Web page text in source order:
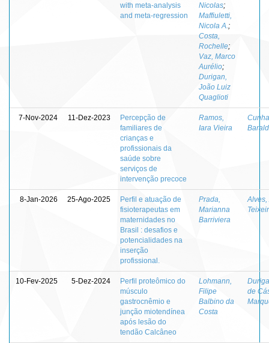
with meta-analysis
and meta-regression
Nicolas;
Maffiuletti,
Nicola A. ;
Costa,
Rochelle;
Vaz, Marco
Aurélio;
Durigan,
João Luiz
Quaglioti
7-Nov-2024 11-Dez-2023
Percepção de
familiares de
crianças e
profissionais da
saúde sobre
serviços de
intervenção precoce
Ramos,
Iara Vieira
8-Jan-2026 25-Ago-2025
Perfil e atuação de
fisioterapeutas em
maternidades no
Brasil : desafios e
potencialidades na
inserção
profissional.
Prada,
Marianna
Barriviera
Alves,
10-Fev-2025 5-Dez-2024
Perfil proteômico do
músculo
gastrocnêmio e
junção miotendínea
após lesão do
tendão Calcâneo
Lohmann,
Filipe
Balbino da
Costa
de